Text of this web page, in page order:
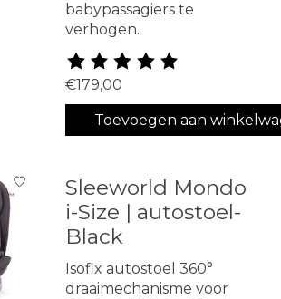
babypassagiers te
verhogen.
De beoordeling van dit
€179,00
Toevoegen aan
Sleeworld Mondo
i-Size | autostoel-
Black
Isofix autostoel 360°
draaimechanisme voor